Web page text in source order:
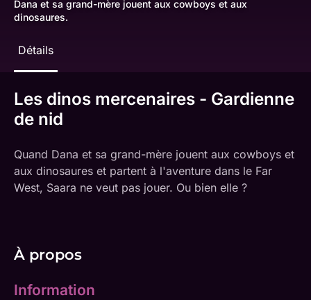
Dana et sa grand-mère jouent aux cowboys et aux
dinosaures.
Détails
Les dinos mercenaires - Gardienne
de nid
Quand Dana et sa grand-mère jouent aux cowboys et
aux dinosaures et partent à l'aventure dans le Far
West, Saara ne veut pas jouer. Ou bien elle ?
À propos
Information